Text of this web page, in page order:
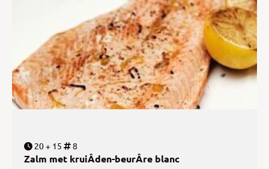
20 + 15 8
Zalm met kruiÂ­den-beurÂ­re blanc